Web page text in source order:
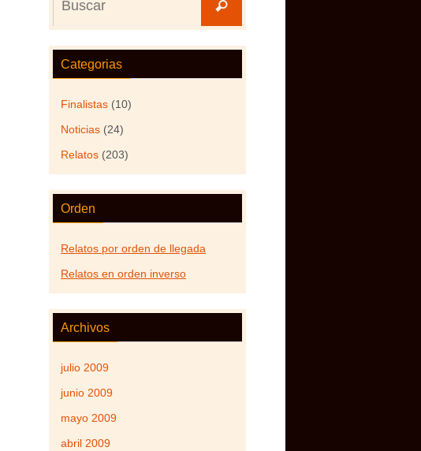
Buscar
Categorias
Finalistas (10)
Noticias (24)
Relatos (203)
Orden
Relatos por orden de llegada
Relatos en orden inverso
Archivos
julio 2009
junio 2009
mayo 2009
abril 2009